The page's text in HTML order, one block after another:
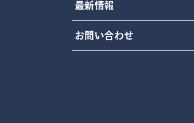
最新情報
お問い合わせ